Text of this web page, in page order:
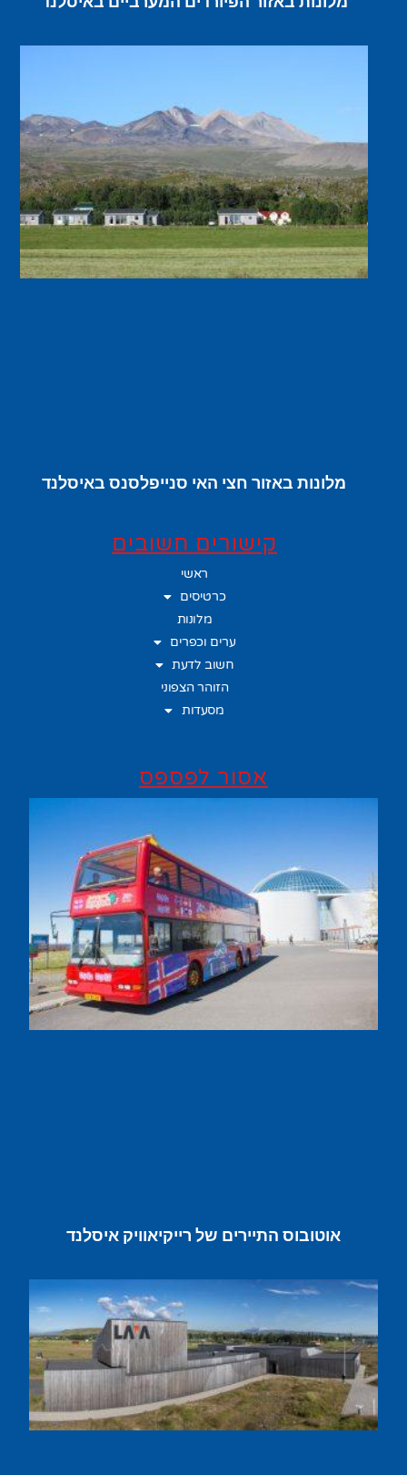
מלונות באזור חצי האי סנייפלסנס באיסלנד
קישורים חשובים
ראשי
כרטיסים
מלונות
ערים וכפרים
חשוב לדעת
הזוהר הצפוני
מסעדות
אסור לפספס
אוטובוס התיירים של רייקיאוויק איסלנד